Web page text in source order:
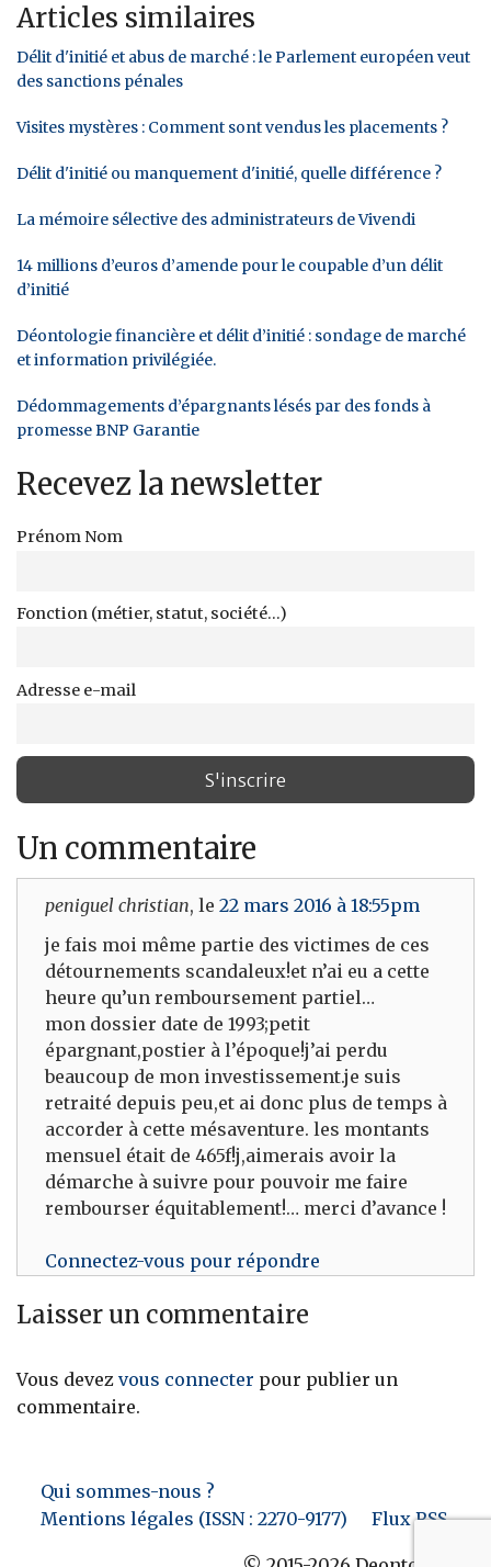
Articles similaires
Délit d'initié et abus de marché : le Parlement européen veut
des sanctions pénales
Visites mystères : Comment sont vendus les placements ?
Délit d'initié ou manquement d'initié, quelle différence ?
La mémoire sélective des administrateurs de Vivendi
14 millions d’euros d’amende pour le coupable d’un délit
d’initié
Déontologie financière et délit d’initié : sondage de marché
et information privilégiée.
Dédommagements d’épargnants lésés par des fonds à
promesse BNP Garantie
Recevez la newsletter
Prénom Nom
Fonction (métier, statut, société...)
Adresse e-mail
Un commentaire
peniguel christian, le 22 mars 2016 à 18:55pm
je fais moi même partie des victimes de ces
détournements scandaleux!et n’ai eu a cette
heure qu’un remboursement partiel…
mon dossier date de 1993;petit
épargnant,postier à l’époque!j’ai perdu
beaucoup de mon investissement.je suis
retraité depuis peu,et ai donc plus de temps à
accorder à cette mésaventure. les montants
mensuel était de 465f!j,aimerais avoir la
démarche à suivre pour pouvoir me faire
rembourser équitablement!… merci d’avance !
Connectez-vous pour répondre
Laisser un commentaire
Vous devez vous connecter pour publier un
commentaire.
Qui sommes-nous ?
Mentions légales (ISSN : 2270-9177)
Flux RSS